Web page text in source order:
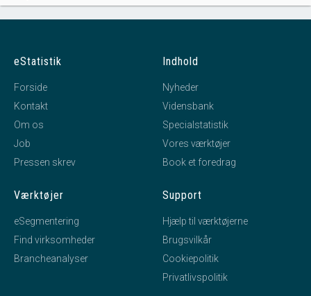
eStatistik
Forside
Kontakt
Om os
Job
Pressen skrev
Indhold
Nyheder
Vidensbank
Specialstatistik
Vores værktøjer
Book et foredrag
Værktøjer
eSegmentering
Find virksomheder
Brancheanalyser
Support
Hjælp til værktøjerne
Brugsvilkår
Cookiepolitik
Privatlivspolitik